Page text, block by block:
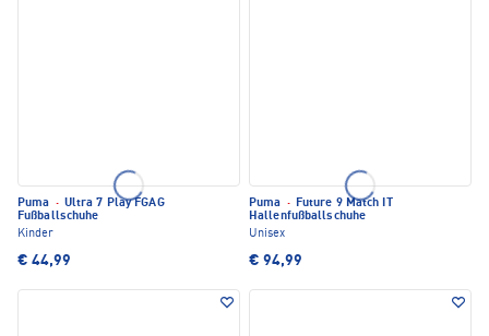
Puma · Ultra 7 Play FGAG
Fußballschuhe
Kinder
€ 44,99
Puma · Future 9 Match IT
Hallenfußballschuhe
Unisex
€ 94,99